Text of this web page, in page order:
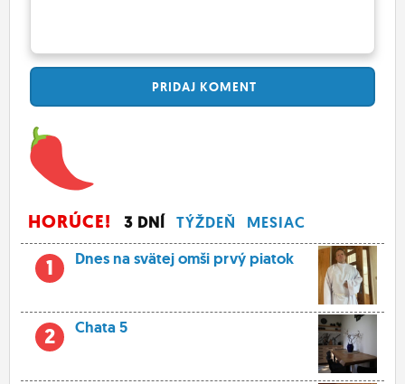
PRIDAJ KOMENT
HORÚCE! 3 DNÍ TÝŽDEŇ MESIAC
1 Dnes na svätej omši prvý piatok
2 Chata 5